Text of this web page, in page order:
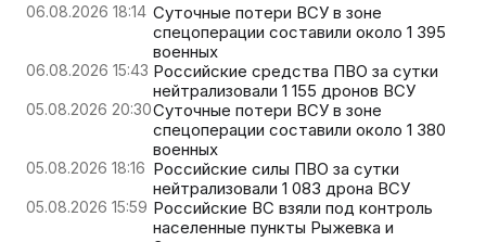
06.08.2026 18:14 Суточные потери ВСУ в зоне
спецоперации составили около 1 395
военных
06.08.2026 15:43 Российские средства ПВО за сутки
нейтрализовали 1 155 дронов ВСУ
05.08.2026 20:30Суточные потери ВСУ в зоне
спецоперации составили около 1 380
военных
05.08.2026 18:16 Российские силы ПВО за сутки
нейтрализовали 1 083 дрона ВСУ
05.08.2026 15:59 Российские ВС взяли под контроль
населенные пункты Рыжевка и